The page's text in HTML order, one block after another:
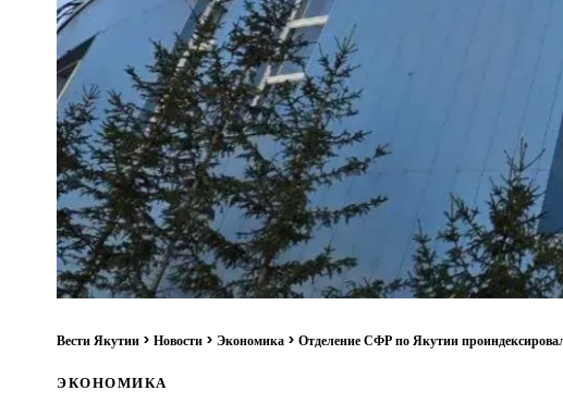
Вести Якутии > Новости > Экономика > Отделение СФР по Якутии
ЭКОНОМИКА